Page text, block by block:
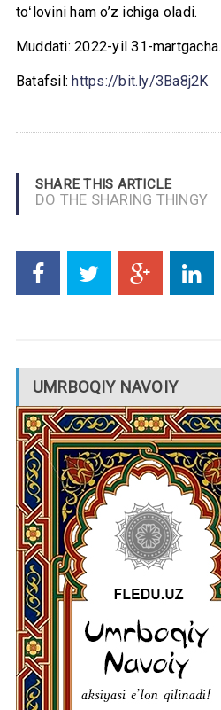
toʻlovini ham o’z ichiga oladi.
Muddati: 2022-yil 31-martgacha.
Batafsil:https://bit.ly/3Ba8j2K
SHARE THIS ARTICLE
DO THE SHARING THINGY
UMRBOQIY NAVOIY